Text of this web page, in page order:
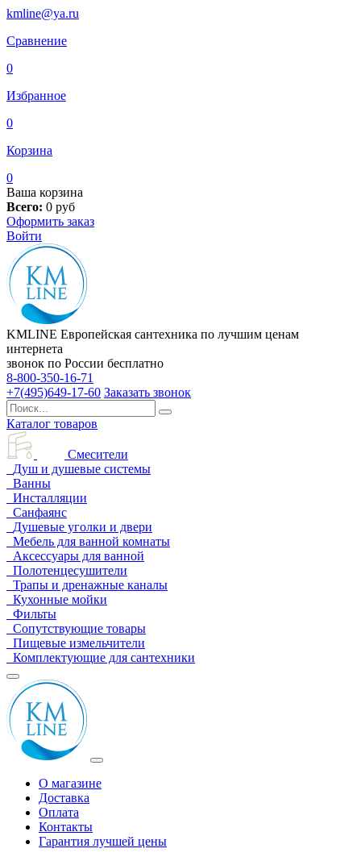
kmline@ya.ru
Сравнение
0
Избранное
0
Корзина
0
Ваша корзина
Всего: 0 руб
Оформить заказ
Войти
KMLINE Европейская сантехника по лучшим ценам
интернета
звонок по России бесплатно
8-800-350-16-71
+7(495)649-17-60 Заказать звонок
Каталог товаров
Смесители
Душ и душевые системы
Ванны
Инсталляции
Санфаянс
Душевые уголки и двери
Мебель для ванной комнаты
Аксессуары для ванной
Полотенцесушители
Трапы и дренажные каналы
Кухонные мойки
Фильты
Сопутствующие товары
Пищевые измельчители
Комплектующие для сантехники
О магазине
Доставка
Оплата
Контакты
Гарантия лучшей цены